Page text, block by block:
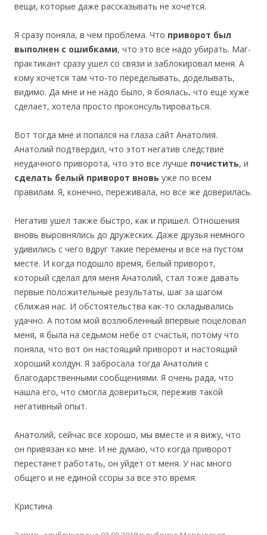
вещи, которые даже рассказывать не хочется.
Я сразу поняла, в чем проблема. Что приворот был
выполнен с ошибками, что это все надо убирать. Маг-
практикант сразу ушел со связи и заблокировал меня. А
кому хочется там что-то переделывать, доделывать,
видимо. Да мне и не надо было, я боялась, что еще хуже
сделает, хотела просто проконсультироваться.
Вот тогда мне и попался на глаза сайт Анатолия.
Анатолий подтвердил, что этот негатив следствие
неудачного приворота, что это все лучше почистить, и
сделать белый приворот вновь уже по всем
правилам. Я, конечно, переживала, но все же доверилась.
Негатив ушел также быстро, как и пришел. Отношения
вновь выровнялись до дружеских. Даже друзья немного
удивились с чего вдруг такие перемены и все на пустом
месте. И когда подошло время, белый приворот,
который сделал для меня Анатолий, стал тоже давать
первые положительные результаты, шаг за шагом
сближая нас. И обстоятельства как-то складывались
удачно. А потом мой возлюбленный впервые поцеловал
меня, я была на седьмом небе от счастья, потому что
поняла, что вот он настоящий приворот и настоящий
хороший колдун. Я забросала тогда Анатолия с
благодарственными сообщениями. Я очень рада, что
нашла его, что смогла довериться, пережив такой
негативный опыт.
Анатолий, сейчас все хорошо, мы вместе и я вижу, что
он привязан ко мне. И не думаю, что когда приворот
перестанет работать, он уйдет от меня. У нас много
общего и не единой ссоры за все это время.
Кристина